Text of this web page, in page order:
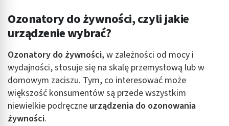
Ozonatory do żywności, czyli jakie
urządzenie wybrać?
Ozonatory do żywności, w zależności od mocy i
wydajności, stosuje się na skalę przemysłową lub w
domowym zaciszu. Tym, co interesować może
większość konsumentów są przede wszystkim
niewielkie podręczne urządzenia do ozonowania
żywności.